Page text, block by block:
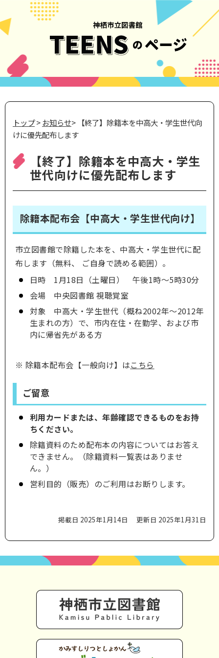
トップ>お知らせ> 【終了】除籍本を中高大・学生世代向
けに優先配布します
【終了】除籍本を中高大・学生
世代向けに優先配布します
除籍本配布会【中高大・学生世代向け】
市立図書館で除籍した本を、中高大・学生世代に配
布します（無料、 ご自身で読める範囲）。
日時 1月18日（土曜日） 午後1時～5時30分
会場 中央図書館 視聴覚室
対象 中高大・学生世代（概ね2002年～2012年
生まれの方）で、市内在住・在勤学、および市
内に帰省先がある方
※ 除籍本配布会【一般向け】はこちら
ご留意
利用カードまたは、年齢確認できるものをお持
ちください。
除籍資料のため配布本の内容についてはお答え
できません。（除籍資料一覧表はありませ
ん。）
営利目的（販売）のご利用はお断りします。
掲載日 2025年1月14日 更新日 2025年1月31日